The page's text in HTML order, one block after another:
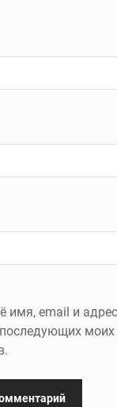
имя, email и
моих